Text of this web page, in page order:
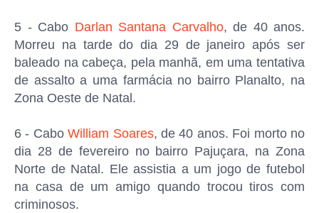
5 - Cabo Darlan Santana Carvalho, de 40 anos.
Morreu na tarde do dia 29 de janeiro após ser
baleado na cabeça, pela manhã, em uma tentativa
de assalto a uma farmácia no bairro Planalto, na
Zona Oeste de Natal.
6 - CaboWilliam Soares, de 40 anos. Foi morto no
dia 28 de fevereiro no bairro Pajuçara, na Zona
Norte de Natal. Ele assistia a um jogo de futebol
na casa de um amigo quando trocou tiros com
criminosos.